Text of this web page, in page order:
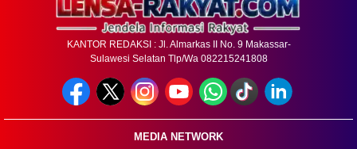
KANTOR REDAKSI : Jl. Almarkas II No. 9 Makassar-
Sulawesi Selatan Tlp/Wa 082215241808
MEDIA NETWORK